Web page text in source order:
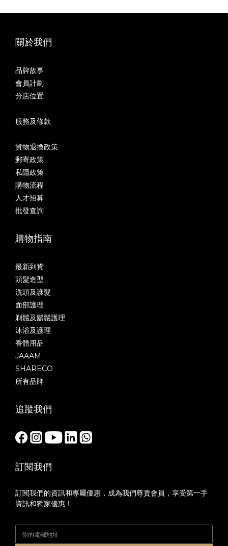
關於我們
品牌故事
會員計劃
分店位置
服務及條款
貨物退換政策
郵寄政策
私隱政策
購物流程
人才招募
批發查詢
購物指南
最新到貨
頭髮造型
洗頭及護髮
面部護理
剃鬚及鬍鬚護理
沐浴及護理
香體用品
JAAAM
SHARECO
所有品牌
追蹤我們
訂閱我們
訂閱我們的資訊和專屬優惠，成為我們尊貴會員，享受第一手
資訊和獨家優惠！